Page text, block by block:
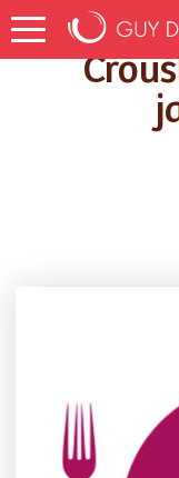
Accueil Recettes